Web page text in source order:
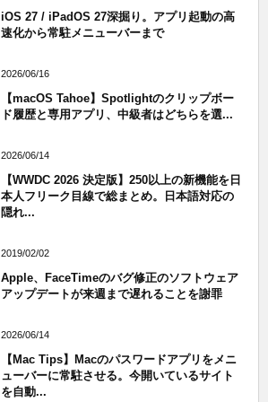
iOS 27 / iPadOS 27深掘り。アプリ起動の高
速化から常駐メニューバーまで
2026/06/16
【macOS Tahoe】Spotlightのクリップボー
ド履歴と専用アプリ、中級者はどちらを選...
2026/06/14
【WWDC 2026 決定版】250以上の新機能を日
本人フリーク目線で総まとめ。日本語対応の
隠れ...
2019/02/02
Apple、FaceTimeのバグ修正のソフトウェア
アップデートが来週まで遅れることを謝罪
2026/06/14
【Mac Tips】Macのパスワードアプリをメニ
ューバーに常駐させる。今開いているサイト
を自動...